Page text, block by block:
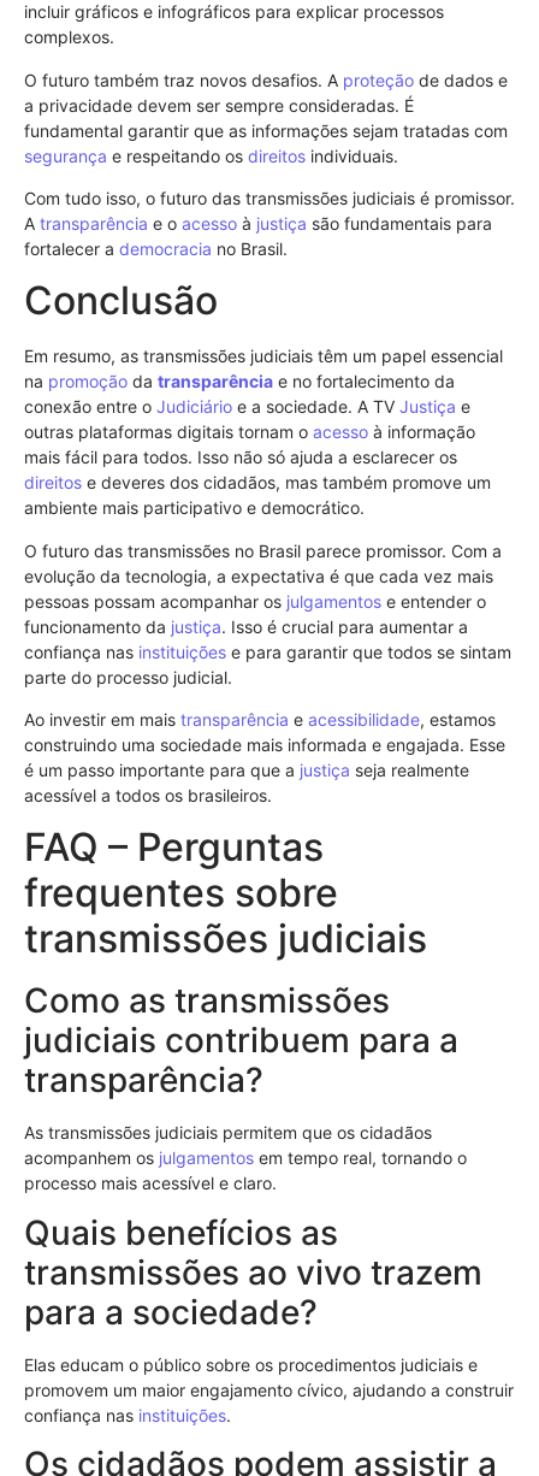
incluir gráficos e infográficos para explicar processos
complexos.
O futuro também traz novos desafios. A proteção de dados e
a privacidade devem ser sempre consideradas. É
fundamental garantir que as informações sejam tratadas com
segurança e respeitando os direitos individuais.
Com tudo isso, o futuro das transmissões judiciais é promissor.
A transparência e o acesso à justiça são fundamentais para
fortalecer a democracia no Brasil.
Conclusão
Em resumo, as transmissões judiciais têm um papel essencial
na promoção da transparência e no fortalecimento da
conexão entre o Judiciário e a sociedade. A TV Justiça e
outras plataformas digitais tornam o acesso à informação
mais fácil para todos. Isso não só ajuda a esclarecer os
direitos e deveres dos cidadãos, mas também promove um
ambiente mais participativo e democrático.
O futuro das transmissões no Brasil parece promissor. Com a
evolução da tecnologia, a expectativa é que cada vez mais
pessoas possam acompanhar os julgamentos e entender o
funcionamento da justiça. Isso é crucial para aumentar a
confiança nas instituições e para garantir que todos se sintam
parte do processo judicial.
Ao investir em mais transparência e acessibilidade, estamos
construindo uma sociedade mais informada e engajada. Esse
é um passo importante para que a justiça seja realmente
acessível a todos os brasileiros.
FAQ – Perguntas
frequentes sobre
transmissões judiciais
Como as transmissões
judiciais contribuem para a
transparência?
As transmissões judiciais permitem que os cidadãos
acompanhem os julgamentos em tempo real, tornando o
processo mais acessível e claro.
Quais benefícios as
transmissões ao vivo trazem
para a sociedade?
Elas educam o público sobre os procedimentos judiciais e
promovem um maior engajamento cívico, ajudando a construir
confiança nas instituições.
Os cidadãos podem assistir a